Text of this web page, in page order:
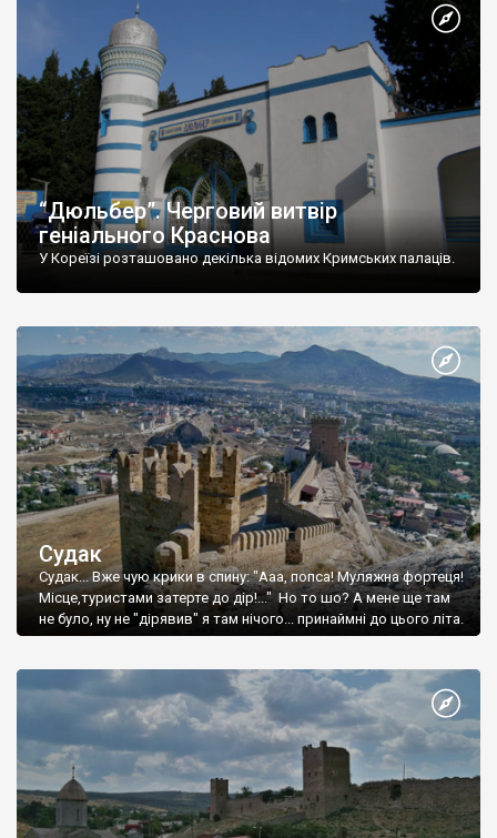
“Дюльбер”. Черговий витвір
геніального Краснова
У Кореїзі розташовано декілька відомих Кримських палаців.
Судак
Судак... Вже чую крики в спину: "Ааа, попса! Муляжна фортеця!
Місце,туристами затерте до дір!..." Но то шо? А мене ще там
не було, ну не "дірявив" я там нічого... принаймні до цього літа.